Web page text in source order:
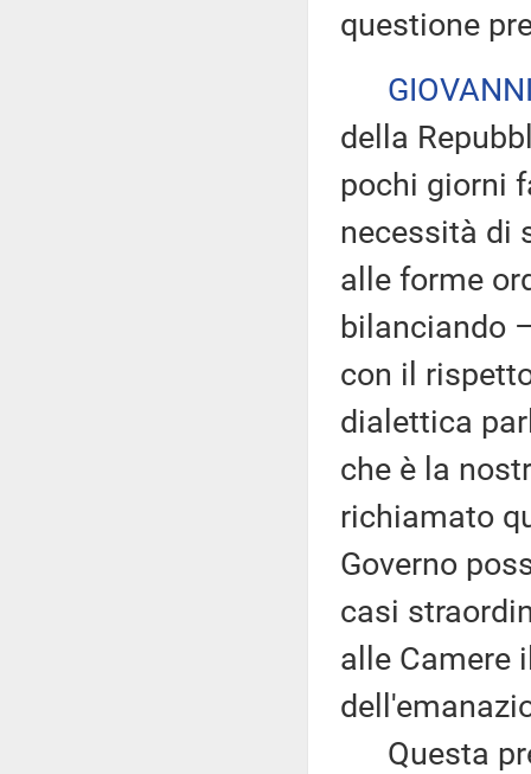
questione
della
pochi giorni
necessità di
alle forme
bilanciando
con il
dialettica
che è la
richiamato
Governo
casi
alle Camere
Questa